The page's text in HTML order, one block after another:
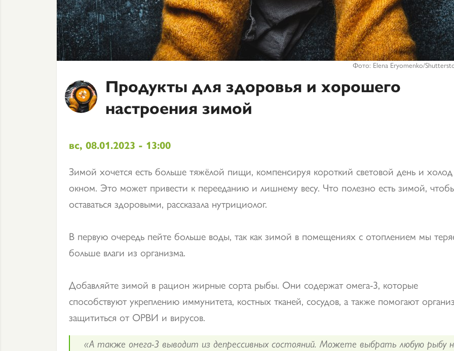
Фото: Elena Eryomenko/
Продукты для здоровья и хорошего
настроения зимой
вс, 08.01.2023 - 13:00
Зимой хочется есть больше тяжёлой пищи, компенсируя короткий световой день и холод
окном. Это может привести к перееданию и лишнему весу. Что полезно есть зимой,
оставаться здоровыми, рассказала нутрициолог.
В первую очередь пейте больше воды, так как зимой в помещениях с отоплением мы
больше влаги из организма.
Добавляйте зимой в рацион жирные сорта рыбы. Они содержат омега-3, которые
способствуют укреплению иммунитета, костных тканей, сосудов, а также помогают
защититься от ОРВИ и вирусов.
«А также омега-3 выводит из депрессивных состояний. Можете выбрать любую рыбу